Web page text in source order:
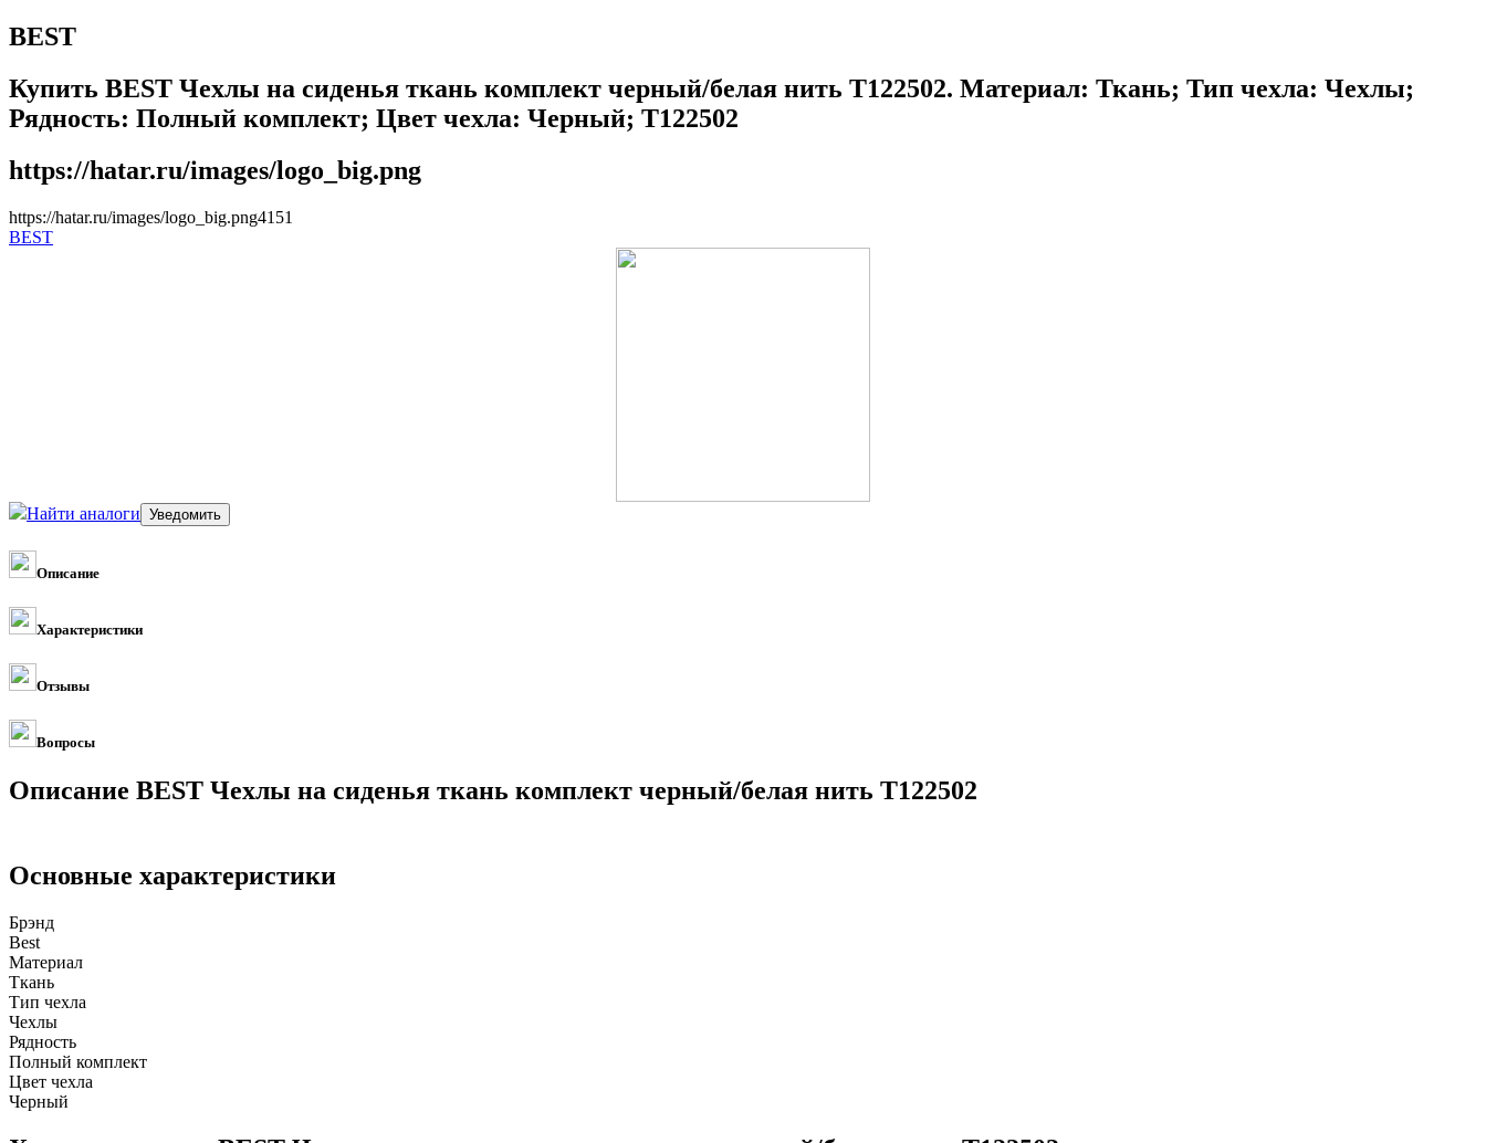
BEST
Купить BEST Чехлы на сиденья ткань комплект черный/белая нить T122502. Материал: Ткань; Тип чехла: Чехлы;
Рядность: Полный комплект; Цвет чехла: Черный; T122502
https://hatar.ru/images/logo_big.png
https://hatar.ru/images/logo_big.png41 51
BEST
Найти аналоги
Описание
Характеристики
Отзывы
Вопросы
Описание BEST Чехлы на сиденья ткань комплект черный/белая нить T122502
Основные характеристики
Брэнд
Best
Материал
Ткань
Тип чехла
Чехлы
Рядность
Полный комплект
Цвет чехла
Черный